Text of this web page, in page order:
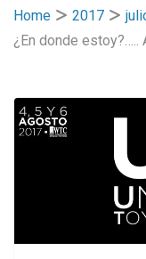
Home
2017
¿En donde estoy?…..